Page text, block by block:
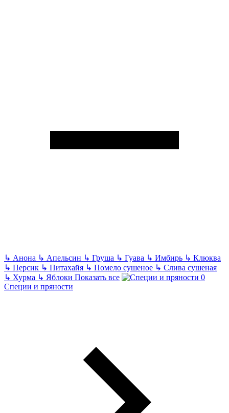
↳ Анона ↳ Апельсин ↳ Груша ↳ Гуава ↳ Имбирь ↳ Клюква
↳ Персик ↳ Питахайя ↳ Помело сушеное ↳ Слива сушеная
↳ Хурма ↳ Яблоки Показать все
Специи и пряности